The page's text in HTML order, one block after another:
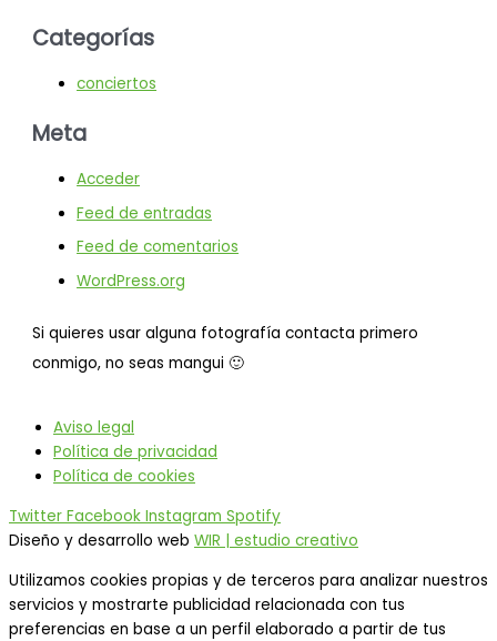
Categorías
conciertos
Meta
Acceder
Feed de entradas
Feed de comentarios
WordPress.org
Si quieres usar alguna fotografía contacta primero
conmigo, no seas mangui 🙂
Aviso legal
Política de privacidad
Política de cookies
Twitter Facebook Instagram Spotify
Diseño y desarrollo web WIR | estudio creativo
Utilizamos cookies propias y de terceros para analizar nuestros
servicios y mostrarte publicidad relacionada con tus
preferencias en base a un perfil elaborado a partir de tus